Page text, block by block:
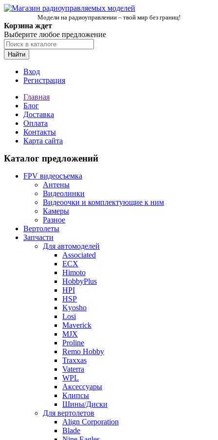
Модели на радиоуправлении – твой мир без границ!
Корзина ждет
Выберите любое предложение
Найти
Вход
Регистрация
Главная
Блог
Доставка
Оплата
Контакты
Карта сайта
Каталог предложений
FPV видеосъемка
Антены
Видеолинки
Видеоочки и комплектующие к ним
Камеры
Разное
Вертолеты
Запчасти
Для автомоделей
Associated
ECX
Himoto
HobbyPlus
HPI
HSP
Kyosho
Losi
Maverick
MJX
Proline
Remo Hobby
Traxxas
Vaterra
WPL
Аксессуары
Клипсы
Шины/Диски
Для вертолетов
Align Corporation
Blade